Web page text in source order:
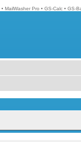
• MailWasher Pro • GS-Calc • GS-